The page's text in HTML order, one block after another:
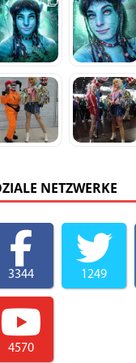
NETZWERKE
3344 1249
4570